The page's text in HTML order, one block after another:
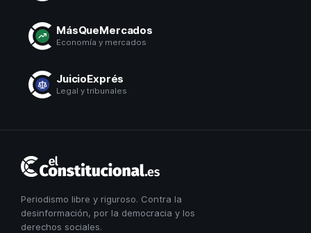
MásQueMercados
Economía y mercados
JuicioExprés
Legal y tribunales
Constitucional
Periodismo libre y riguroso. Contra la
desinformación, por la democracia y los
derechos sociales.